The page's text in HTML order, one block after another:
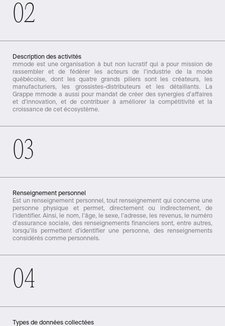
02
Description des activités
mmode est une organisation à but non lucratif qui a pour mission de
rassembler et de fédérer les acteurs de l’industrie de la mode
québécoise, dont les quatre grands piliers sont les créateurs, les
manufacturiers, les grossistes-distributeurs et les détaillants. La
Grappe mmode a aussi pour mandat de créer des synergies d’affaires
et d’innovation, et de contribuer à améliorer la compétitivité et la
croissance de cet écosystème.
03
Renseignement personnel
Est un renseignement personnel, tout renseignement qui concerne une
personne physique et permet, directement ou indirectement, de
l’identifier. Ainsi, le nom, l’âge, le sexe, l’adresse, les revenus, le numéro
d’assurance sociale, des renseignements financiers sont, entre autres,
lorsqu’ils permettent d’identifier une personne, des renseignements
considérés comme personnels.
04
Types de données collectées